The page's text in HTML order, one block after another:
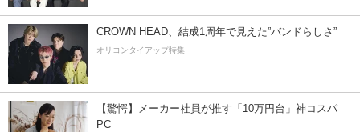
CROWN HEAD、結成1周年で見えた”バンドらしさ”
オリコンタイアップ特集
【驚愕】メーカー社員が推す「10万円台」神コスパ
PC